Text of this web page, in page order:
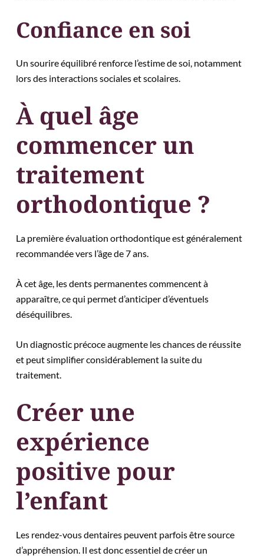
Confiance en soi
Un sourire équilibré renforce l’estime de soi, notamment
lors des interactions sociales et scolaires.
À quel âge
commencer un
traitement
orthodontique ?
La première évaluation orthodontique est généralement
recommandée vers l’âge de 7 ans.
À cet âge, les dents permanentes commencent à
apparaître, ce qui permet d’anticiper d’éventuels
déséquilibres.
Un diagnostic précoce augmente les chances de réussite
et peut simplifier considérablement la suite du
traitement.
Créer une
expérience
positive pour
l’enfant
Les rendez-vous dentaires peuvent parfois être source
d’appréhension. Il est donc essentiel de créer un